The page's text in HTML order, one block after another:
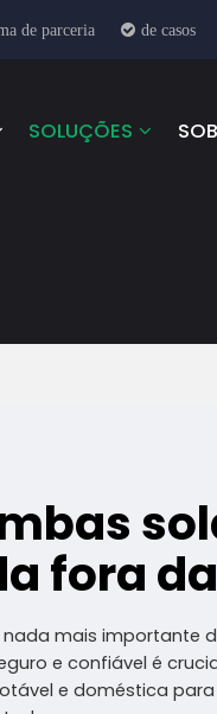
de parceria de casos
SOLUÇÕES
fora
nada mais importante
e confiável é
e doméstica